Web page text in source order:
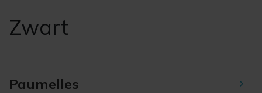
Zwart
Paumelles